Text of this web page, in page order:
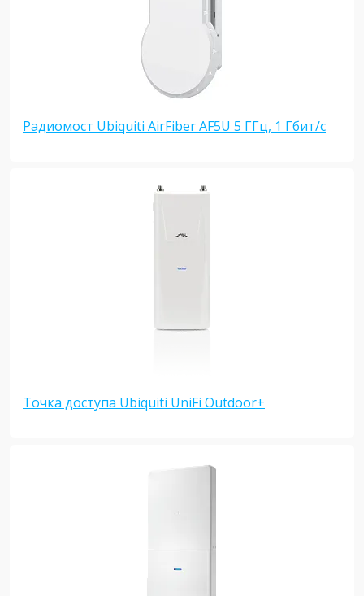
Радиомост Ubiquiti AirFiber AF5U 5 ГГц, 1 Гбит/с
Точка доступа Ubiquiti UniFi Outdoor+